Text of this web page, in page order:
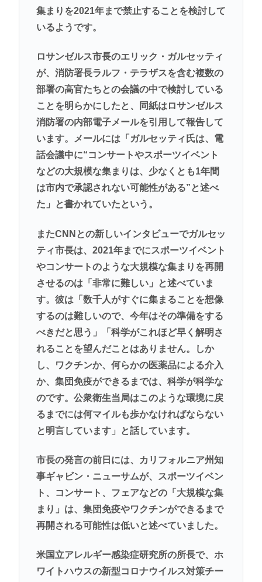
集まりを2021年まで禁止することを検討して
いるようです。
ロサンゼルス市長のエリック・ガルセッティ
が、消防署長ラルフ・テラザスを含む複数の
部署の高官たちとの会議の中で検討している
ことを明らかにしたと、同紙はロサンゼルス
消防署の内部電子メールを引用して報告して
います。メールには「ガルセッティ氏は、電
話会議中に“コンサートやスポーツイベント
などの大規模な集まりは、少なくとも1年間
は市内で承認されない可能性がある”と述べ
た」と書かれていたという。
またCNNとの新しいインタビューでガルセッ
ティ市長は、2021年までにスポーツイベント
やコンサートのような大規模な集まりを再開
させるのは「非常に難しい」と述べていま
す。彼は「数千人がすぐに集まることを想像
するのは難しいので、今年はその準備をする
べきだと思う」「科学がこれほど早く解明さ
れることを望んだことはありません。しか
し、ワクチンか、何らかの医薬品による介入
か、集団免疫ができるまでは、科学が科学な
のです。公衆衛生当局はこのような環境に戻
るまでには何マイルも歩かなければならない
と明言しています」と話しています。
市長の発言の前日には、カリフォルニア州知
事ギャビン・ニューサムが、スポーツイベン
ト、コンサート、フェアなどの「大規模な集
まり」は、集団免疫やワクチンができるまで
再開される可能性は低いと述べていました。
米国立アレルギー感染症研究所の所長で、ホ
ワイトハウスの新型コロナウイルス対策チー